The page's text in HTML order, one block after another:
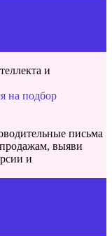
и
на подбор
письма
выяви
и